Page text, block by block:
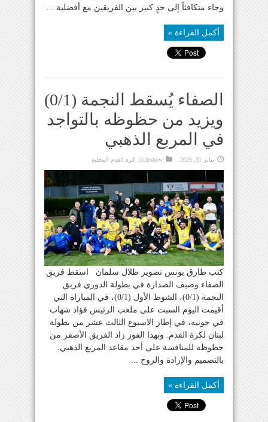
وجاء متكافئاً إلى حدٍ كبير بين الفريقين مع أفضلية ...
أكمل القراءة »
الصفاء يُسقط النجمة (0/1)
ويزيد من حظوظه بالتواجد
في المربع الذهبي
يناير 31, 2026 slideshow كرة القدم المحلية
كتب طارق يونس تصوير طلال سلمان اسقط فريق
الصفاء وصيف الصدارة في بطولة الدوري فريق
النجمة (0/1)، الشوط الأول (0/1)، في المباراة التي
أقيمت اليوم السبت على ملعب الرئيس فؤاد شهاب
في جونيه، في إطار الاسبوع الثالث عشر من بطولة
لبنان لكرة القدم. وبهذا الفوز زاد الفريق الأصفر من
حظوظه للمنافسة على أحد مقاعد المربع الذهبي.
بالتصميم والإرادة والروح ...
أكمل القراءة »